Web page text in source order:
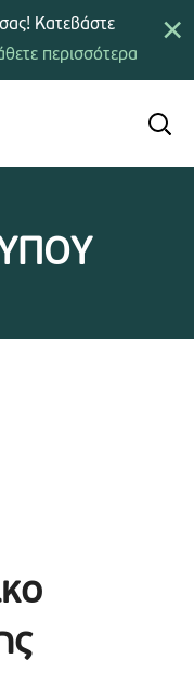
×
Κατεβάστε
περισσότερα